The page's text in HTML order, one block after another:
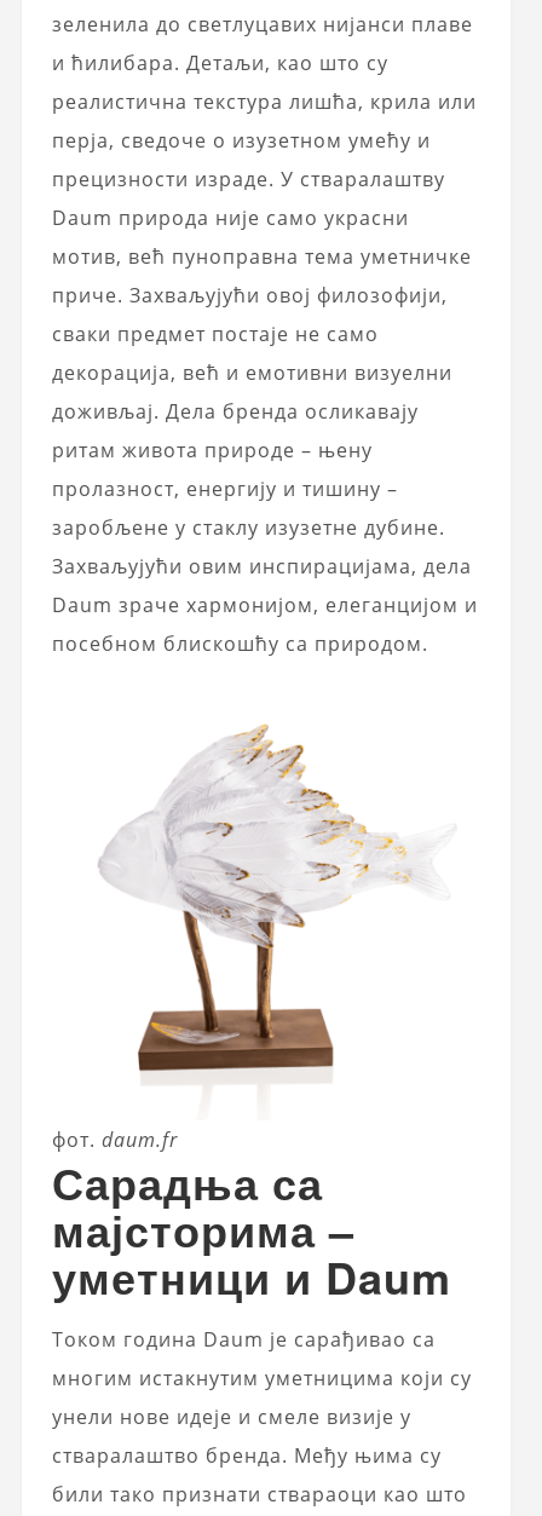
зеленила до светлуцавих нијанси плаве
и ћилибара. Детаљи, као што су
реалистична текстура лишћа, крила или
перја, сведоче о изузетном умећу и
прецизности израде. У стваралаштву
Daum природа није само украсни
мотив, већ пуноправна тема уметничке
приче. Захваљујући овој филозофији,
сваки предмет постаје не само
декорација, већ и емотивни визуелни
доживљај. Дела бренда осликавају
ритам живота природе – њену
пролазност, енергију и тишину –
заробљене у стаклу изузетне дубине.
Захваљујући овим инспирацијама, дела
Daum зраче хармонијом, елеганцијом и
посебном блискошћу са природом.
фот. daum.fr
Сарадња са
мајсторима –
уметници и Daum
Током година Daum је сарађивао са
многим истакнутим уметницима који су
унели нове идеје и смеле визије у
стваралаштво бренда. Међу њима су
били тако признати ствараоци као што